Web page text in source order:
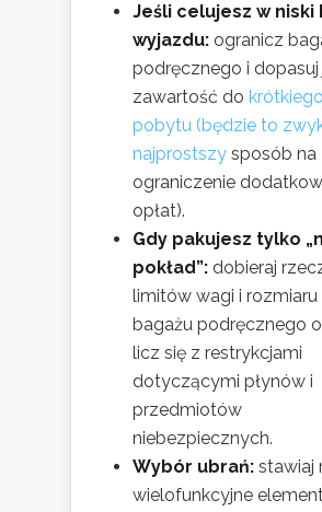
Jeśli celujesz w niski
wyjazdu: ogranicz
podręcznego i dopasuj
zawartość do krótkiego
pobytu (będzie to
najprostszy sposób na
ograniczenie
opłat).
Gdy pakujesz tylko
pokład”: dobieraj
limitów wagi i rozmiaru
bagażu podręcznego
licz się z restrykcjami
dotyczącymi płynów i
przedmiotów
niebezpiecznych.
Wybór ubrań: stawiaj
wielofunkcyjne